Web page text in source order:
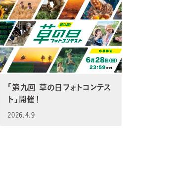
「第九回 草の日フォトコンテス
ト」開催！
2026.4.9